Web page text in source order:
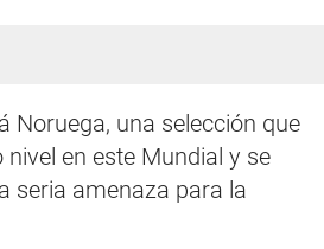
Noruega, una selección que
en este Mundial y se
seria amenaza para la